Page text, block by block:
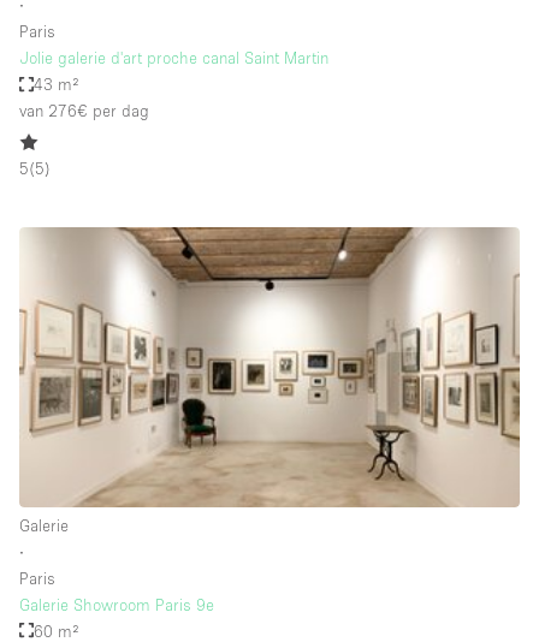
Meerdere kamers
Privé-parkeerplaats
Schitterend uitzicht
Smoking Area
Soundproof
Straatniveau
Terrace
Toonbanken
∙
Paris
Jolie galerie d'art proche canal Saint Martin
43 m²
van 276€ per dag
5(5)
Galerie
∙
Paris
Galerie Showroom Paris 9e
60 m²